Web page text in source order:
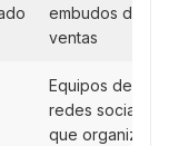
embudos de
ventas
Equipos de
redes sociales
que organizan